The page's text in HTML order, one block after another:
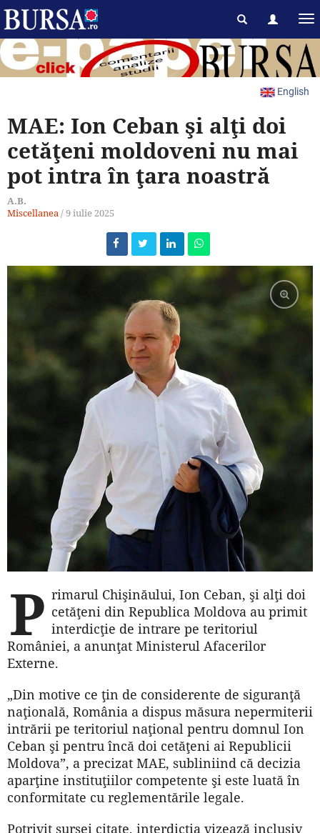
English
MAE: Ion Ceban şi alţi doi
cetăţeni moldoveni nu mai
pot intra în ţara noastră
A.B.
Miscellanea/9 iulie 2025
P rimarul Chişinăului, Ion Ceban, şi alţi doi
cetăţeni din Republica Moldova au primit
interdicţie de intrare pe teritoriul
României, a anunţat Ministerul Afacerilor
Externe.
„Din motive ce ţin de considerente de siguranţă
naţională, România a dispus măsura nepermiterii
intrării pe teritoriul naţional pentru domnul Ion
Ceban şi pentru încă doi cetăţeni ai Republicii
Moldova”, a precizat MAE, subliniind că decizia
aparţine instituţiilor competente şi este luată în
conformitate cu reglementările legale.
Potrivit sursei citate, interdicţia vizează inclusiv